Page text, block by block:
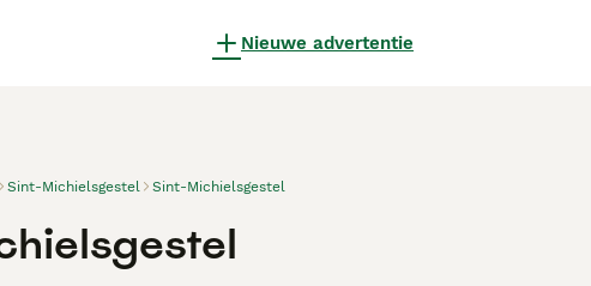
Nieuwe advertentie
Sint-Michielsgestel Sint-Michielsgestel